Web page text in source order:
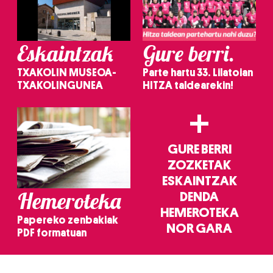
Eskaintzak
TXAKOLIN MUSEOA-
TXAKOLINGUNEA
Gure berri.
Parte hartu 33. Lilatoian
HITZA taldearekin!
Hemeroteka
Papereko zenbakiak
PDF formatuan
+
GURE BERRI
ZOZKETAK
ESKAINTZAK
DENDA
HEMEROTEKA
NOR GARA